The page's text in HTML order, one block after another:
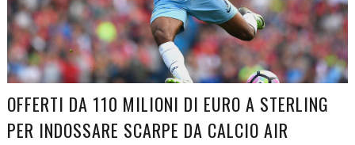
OFFERTI DA 110 MILIONI DI EURO A STERLING
PER INDOSSARE SCARPE DA CALCIO AIR